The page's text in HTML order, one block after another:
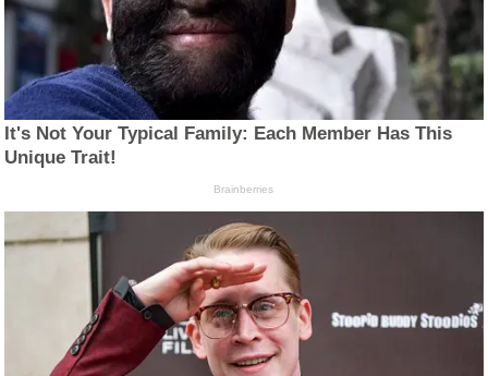
It's Not Your Typical Family: Each Member Has This
Unique Trait!
Brainberries